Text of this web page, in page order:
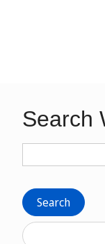
Search
Search